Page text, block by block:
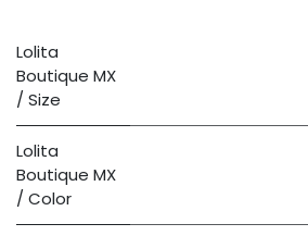
Lolita
Boutique MX
/ Size
Lolita
Boutique MX
/ Color